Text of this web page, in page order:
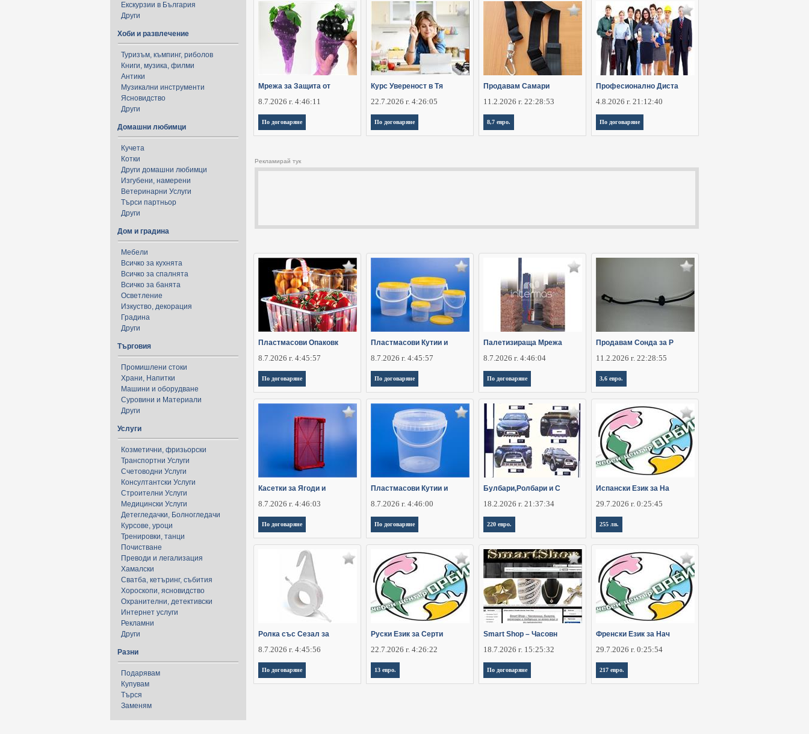
Екскурзии в България
Други
Хоби и развлечение
Туризъм, къмпинг, риболов
Книги, музика, филми
Антики
Музикални инструменти
Ясновидство
Други
Домашни любимци
Кучета
Котки
Други домашни любимци
Изгубени, намерени
Ветеринарни Услуги
Търси партньор
Други
Дом и градина
Мебели
Всичко за кухнята
Всичко за спалнята
Всичко за банята
Осветление
Изкуство, декорация
Градина
Други
Търговия
Промишлени стоки
Храни, Напитки
Машини и оборудване
Суровини и Материали
Други
Услуги
Козметични, фризьорски
Транспортни Услуги
Счетоводни Услуги
Консултантски Услуги
Строителни Услуги
Медицински Услуги
Детегледачки, Болногледачи
Курсове, уроци
Тренировки, танци
Почистване
Преводи и легализация
Хамалски
Сватба, кетъринг, събития
Хороскопи, ясновидство
Охранителни, детективски
Интернет услуги
Рекламни
Други
Разни
Подарявам
Купувам
Търся
Заменям
Мрежа за Защита от
8.7.2026 г. 4:46:11
По договаряне
Курс Увереност в Тя
22.7.2026 г. 4:26:05
По договаряне
Продавам Самари
11.2.2026 г. 22:28:53
8,7 евро.
Професионално Диста
4.8.2026 г. 21:12:40
По договаряне
Рекламирай тук
Пластмасови Опаковк
8.7.2026 г. 4:45:57
По договаряне
Пластмасови Кутии и
8.7.2026 г. 4:45:57
По договаряне
Палетизираща Мрежа
8.7.2026 г. 4:46:04
По договаряне
Продавам Сонда за Р
11.2.2026 г. 22:28:55
3,6 евро.
Касетки за Ягоди и
8.7.2026 г. 4:46:03
По договаряне
Пластмасови Кутии и
8.7.2026 г. 4:46:00
По договаряне
Булбари,Ролбари и С
18.2.2026 г. 21:37:34
220 евро.
Испански Език за На
29.7.2026 г. 0:25:45
255 лв.
Ролка със Сезал за
8.7.2026 г. 4:45:56
По договаряне
Руски Език за Серти
22.7.2026 г. 4:26:22
13 евро.
Smart Shop – Часовн
18.7.2026 г. 15:25:32
По договаряне
Френски Език за Нач
29.7.2026 г. 0:25:54
217 евро.